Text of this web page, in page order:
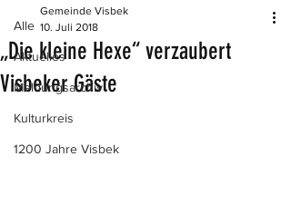
Alle
Aktuelles
Meldungsarchiv
Kulturkreis
1200 Jahre Visbek
„Die kleine Hexe“ verzaubert
Visbeker Gäste
Gemeinde Visbek
10. Juli 2018